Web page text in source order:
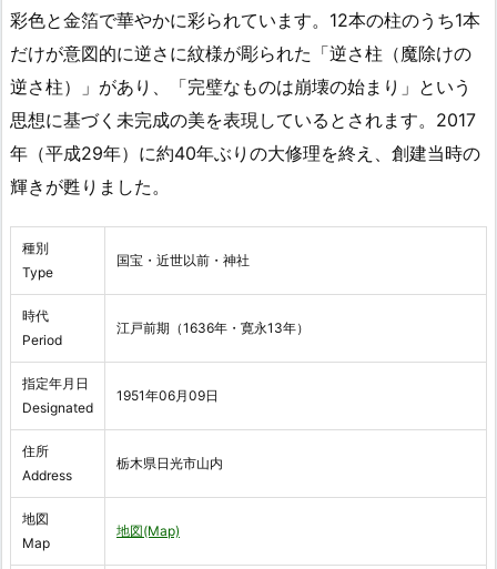
彩色と金箔で華やかに彩られています。12本の柱のうち1本
だけが意図的に逆さに紋様が彫られた「逆さ柱（魔除けの
逆さ柱）」があり、「完璧なものは崩壊の始まり」という
思想に基づく未完成の美を表現しているとされます。2017
年（平成29年）に約40年ぶりの大修理を終え、創建当時の
輝きが甦りました。
種別
Type
国宝・近世以前・神社
時代
Period
江戸前期（1636年・寛永13年）
指定年月日
Designated
1951年06月09日
住所
Address
栃木県日光市山内
地図
Map
地図(Map)